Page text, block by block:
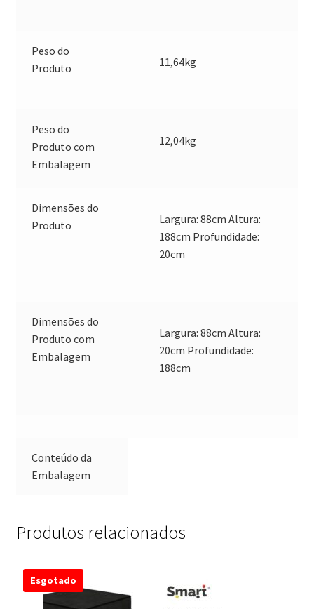
Peso do
Produto
11,64kg
Peso do
Produto com
Embalagem
12,04kg
Dimensões do
Produto
Largura: 88cm Altura:
188cm Profundidade:
20cm
Dimensões do
Produto com
Embalagem
Largura: 88cm Altura:
20cm Profundidade:
188cm
Conteúdo da
Embalagem
Produtos relacionados
Esgotado